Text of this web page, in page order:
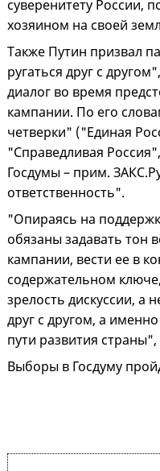
суверенитету России,
хозяином на своей
Также Путин призвал
ругаться друг с
диалог во время
кампании. По его
четверки" ("Единая
"Справедливая
Госдумы – прим.
ответственность".
"Опираясь на
обязаны задавать тон
кампании, вести ее в
содержательном
зрелость дискуссии, а
друг с другом, а
пути развития
Выборы в Госдуму